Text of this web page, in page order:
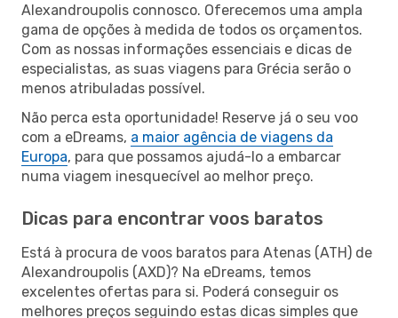
Alexandroupolis connosco. Oferecemos uma ampla
gama de opções à medida de todos os orçamentos.
Com as nossas informações essenciais e dicas de
especialistas, as suas viagens para Grécia serão o
menos atribuladas possível.
Não perca esta oportunidade! Reserve já o seu voo
com a eDreams, a maior agência de viagens da
Europa, para que possamos ajudá-lo a embarcar
numa viagem inesquecível ao melhor preço.
Dicas para encontrar voos baratos
Está à procura de voos baratos para Atenas (ATH) de
Alexandroupolis (AXD)? Na eDreams, temos
excelentes ofertas para si. Poderá conseguir os
melhores preços seguindo estas dicas simples que